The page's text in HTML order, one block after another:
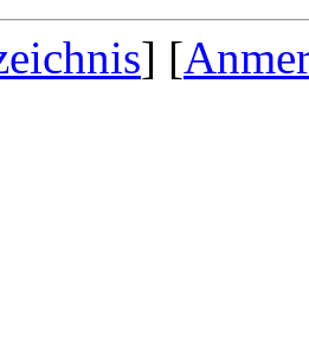
] [